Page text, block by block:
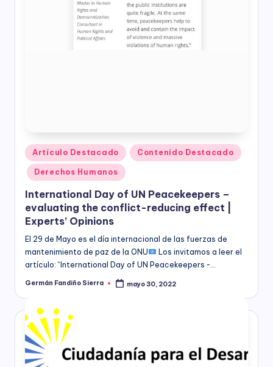
Publicado
en
Artículo Destacado Contenido Destacado
Derechos Humanos
International Day of UN Peacekeepers –
evaluating the conflict-reducing effect |
Experts’ Opinions
El 29 de Mayo es el día internacional de las fuerzas de
mantenimiento de paz de la ONU
Los invitamos a leer el
artículo: “International Day of UN Peacekeepers -…
Publicado
Germán Fandiño Sierra mayo 30, 2022